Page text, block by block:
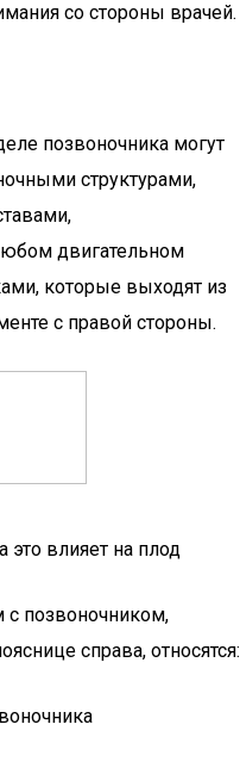
со стороны врачей.
позвоночника могут
структурами,
двигательном
которые выходят из
с правой стороны.
это влияет на плод
позвоночником,
справа, относятся: